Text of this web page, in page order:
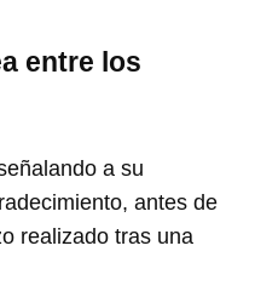
entre los
a su
antes de
realizado tras una